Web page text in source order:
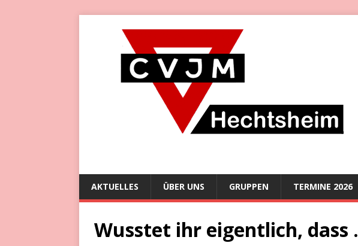
AKTUELLES ÜBER UNS GRUPPEN TERMINE 2026
Wusstet ihr eigentlich, dass